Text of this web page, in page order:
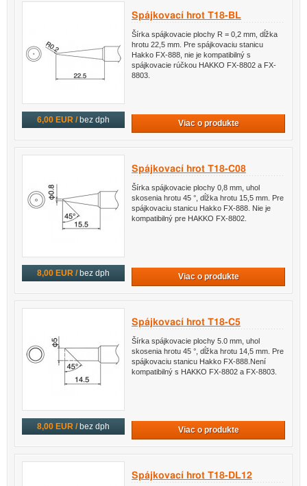
6,00 EUR / bez dph
Spájkovací hrot T18-BL
Šírka spájkovacie plochy R = 0,2 mm, dĺžka
hrotu 22,5 mm. Pre spájkovaciu stanicu
Hakko FX-888, nie je kompatibilný s
spájkovacie rúčkou HAKKO FX-8802 a FX-
8803.
Viac o produkte
8,00 EUR / bez dph
Spájkovací hrot T18-C08
Šírka spájkovacie plochy 0,8 mm, uhol
skosenia hrotu 45 °, dĺžka hrotu 15,5 mm. Pre
spájkovaciu stanicu Hakko FX-888. Nie je
kompatibilný pre HAKKO FX-8802.
Viac o produkte
8,00 EUR / bez dph
Spájkovací hrot T18-C5
Šírka spájkovacie plochy 5.0 mm, uhol
skosenia hrotu 45 °, dĺžka hrotu 14,5 mm. Pre
spájkovaciu stanicu Hakko FX-888.Není
kompatibilný s HAKKO FX-8802 a FX-8803.
Viac o produkte
Spájkovací hrot T18-DL12